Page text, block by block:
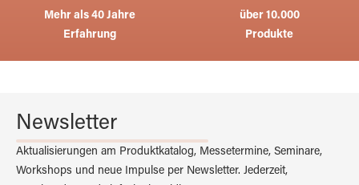
Mehr als 40 Jahre
Erfahrung
über 10.000
Produkte
Newsletter
Aktualisierungen am Produktkatalog, Messetermine, Seminare,
Workshops und neue Impulse per Newsletter. Jederzeit,